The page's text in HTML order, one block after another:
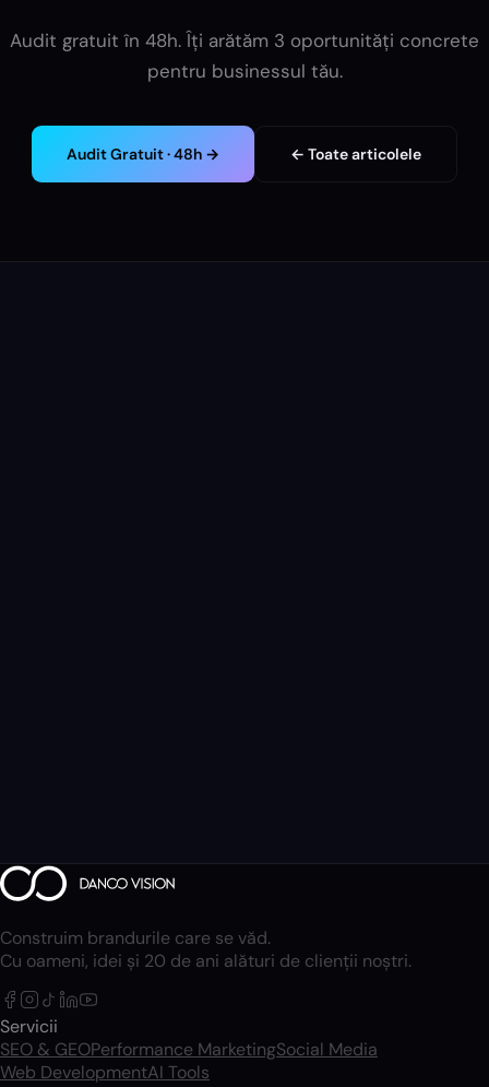
Audit gratuit în 48h. Îți arătăm 3 oportunități concrete
pentru businessul tău.
Audit Gratuit · 48h → ← Toate articolele
Construim brandurile care se văd.
Cu oameni, idei și 20 de ani alături de clienții noștri.
Servicii
SEO & GEOPerformance MarketingSocial Media
Web DevelopmentAI Tools